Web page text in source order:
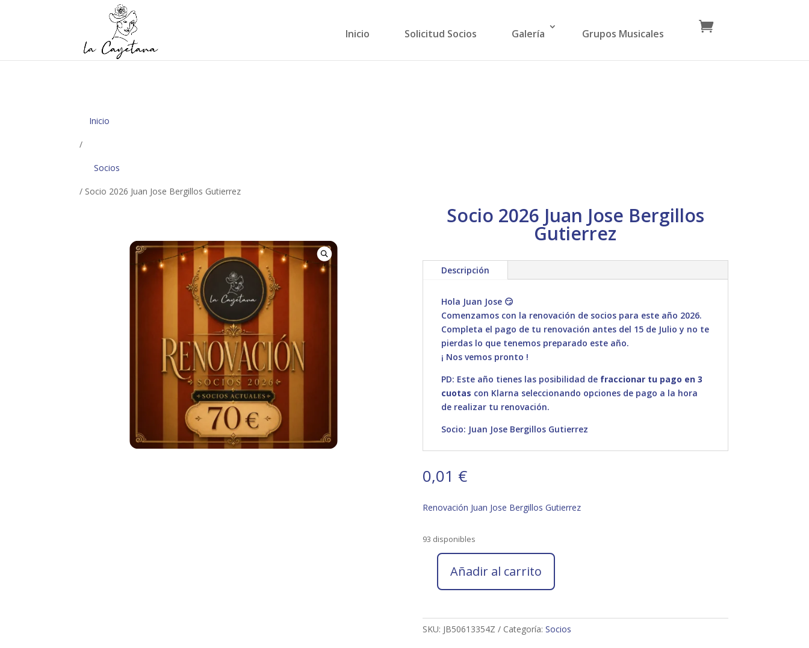
Inicio Solicitud Socios Galería Grupos Musicales
Inicio
/
Socios
/ Socio 2026 Juan Jose Bergillos Gutierrez
Socio 2026 Juan Jose Bergillos
Gutierrez
Descripción
Hola Juan Jose 😏
Comenzamos con la renovación de socios para este año 2026.
Completa el pago de tu renovación antes del 15 de Julio y no te
pierdas lo que tenemos preparado este año.
¡ Nos vemos pronto !
PD: Este año tienes las posibilidad de fraccionar tu pago en 3
cuotas con Klarna seleccionando opciones de pago a la hora
de realizar tu renovación.
Socio: Juan Jose Bergillos Gutierrez
0,01 €
Renovación Juan Jose Bergillos Gutierrez
93 disponibles
2026
Jose
Bergillos
Añadir al carrito
SKU: JB50613354Z Categoría: Socios